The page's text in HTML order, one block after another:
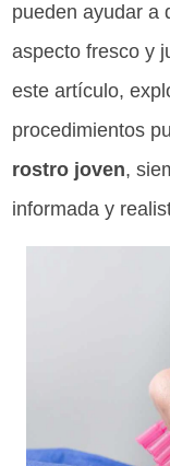
pueden ayudar a
aspecto fresco y
este artículo,
procedimientos
rostro joven,
informada y